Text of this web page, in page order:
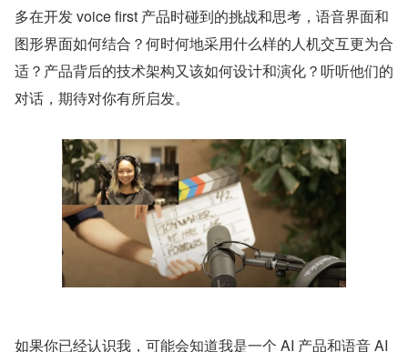
多在开发 voice first 产品时碰到的挑战和思考，语音界面和
图形界面如何结合？何时何地采用什么样的人机交互更为合
适？产品背后的技术架构又该如何设计和演化？听听他们的
对话，期待对你有所启发。
如果你已经认识我，可能会知道我是一个 AI 产品和语音 AI